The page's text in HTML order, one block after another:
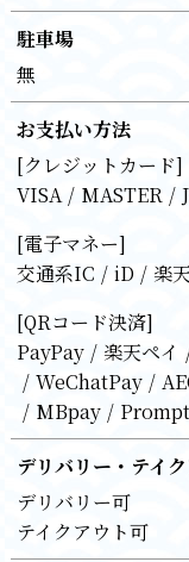
駐車場
無
お支払い方法
[クレジットカード]
VISA
MASTER
[電子マネー]
交通系IC
iD 楽
[QRコード決済]
PayPay
楽天ペイ
WeChatPay
MBpay
デリバリー・テイ
デリバリー可
テイクアウト可